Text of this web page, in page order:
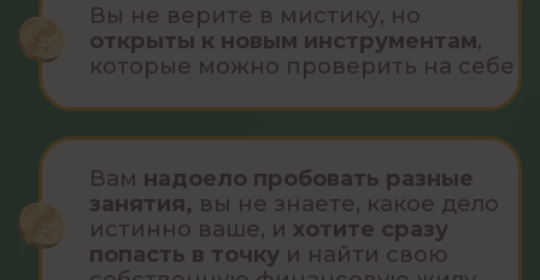
Подпишитесь на наши соцсети:
Хотите первыми узнавать про акции
и специальные предложения, а также
получать дайджест событий за неделю
от звёздного астролога Ирины Чукреевой?